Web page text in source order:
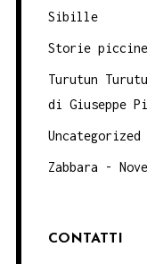
Sibille
Storie piccine
Turutun
di Giuseppe
Uncategorized
Zabbara -
CONTATTI